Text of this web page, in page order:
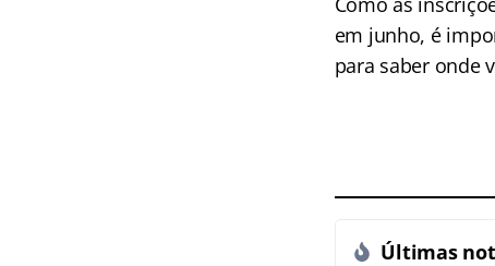
em junho, é
para saber onde
Últimas